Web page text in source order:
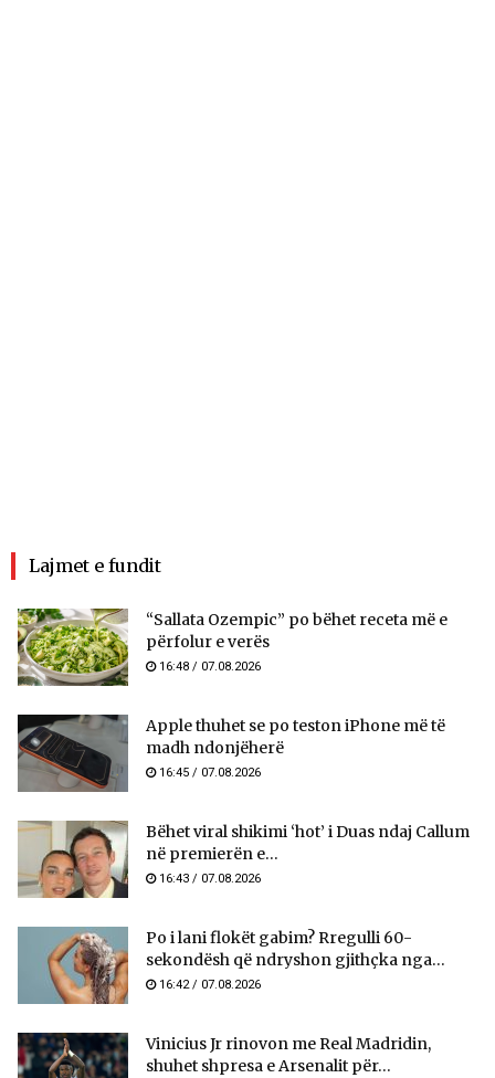
Lajmet e fundit
“Sallata Ozempic” po bëhet receta më e
përfolur e verës
16:48 / 07.08.2026
Apple thuhet se po teston iPhone më të
madh ndonjëherë
16:45 / 07.08.2026
Bëhet viral shikimi ‘hot’ i Duas ndaj Callum
në premierën e...
16:43 / 07.08.2026
Po i lani flokët gabim? Rregulli 60-
sekondësh që ndryshon gjithçka nga...
16:42 / 07.08.2026
Vinicius Jr rinovon me Real Madridin,
shuhet shpresa e Arsenalit për...